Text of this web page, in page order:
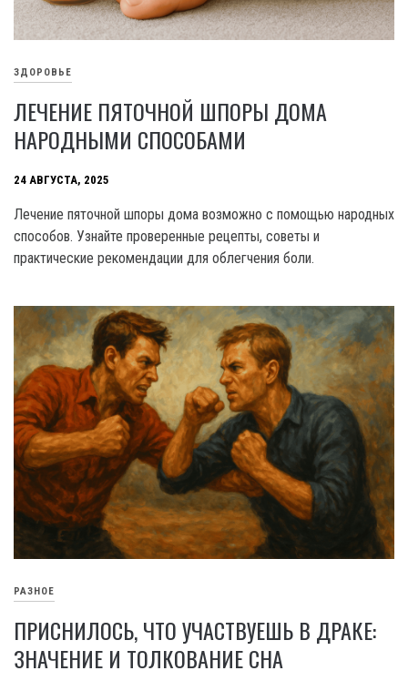
ЗДОРОВЬЕ
ЛЕЧЕНИЕ ПЯТОЧНОЙ ШПОРЫ ДОМА
НАРОДНЫМИ СПОСОБАМИ
24 АВГУСТА, 2025
Лечение пяточной шпоры дома возможно с помощью народных
способов. Узнайте проверенные рецепты, советы и
практические рекомендации для облегчения боли.
РАЗНОЕ
ПРИСНИЛОСЬ, ЧТО УЧАСТВУЕШЬ В ДРАКЕ:
ЗНАЧЕНИЕ И ТОЛКОВАНИЕ СНА